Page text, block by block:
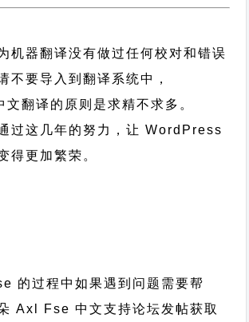
机器翻译没有做过任何校对和错误
不要导入到翻译系统中，
翻译的原则 是求精不求多。
过这几年的努力，让 WordPress
得更加繁荣。
的过程中如果遇到问题需要帮
Axl Fse 中文支持论坛发帖获取